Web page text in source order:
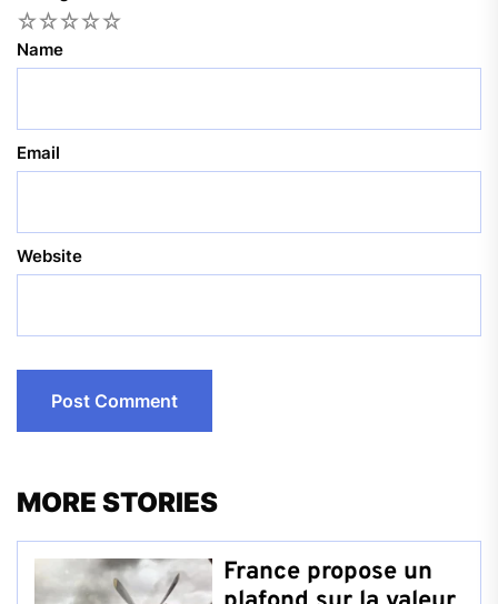
5
4
3
2
Name
Email
Website
MORE STORIES
France propose un